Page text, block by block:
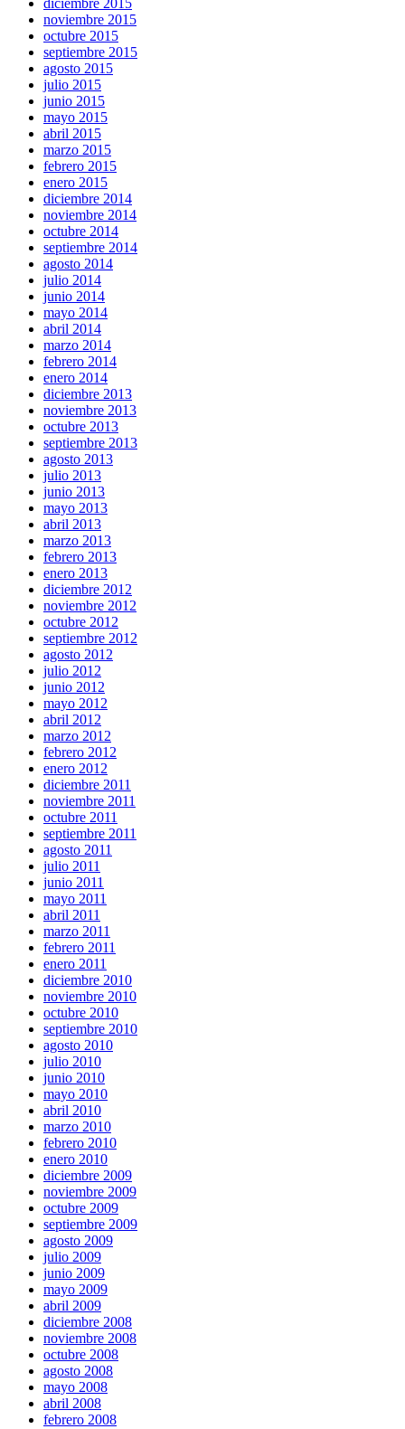
diciembre 2015
noviembre 2015
octubre 2015
septiembre 2015
agosto 2015
julio 2015
junio 2015
mayo 2015
abril 2015
marzo 2015
febrero 2015
enero 2015
diciembre 2014
noviembre 2014
octubre 2014
septiembre 2014
agosto 2014
julio 2014
junio 2014
mayo 2014
abril 2014
marzo 2014
febrero 2014
enero 2014
diciembre 2013
noviembre 2013
octubre 2013
septiembre 2013
agosto 2013
julio 2013
junio 2013
mayo 2013
abril 2013
marzo 2013
febrero 2013
enero 2013
diciembre 2012
noviembre 2012
octubre 2012
septiembre 2012
agosto 2012
julio 2012
junio 2012
mayo 2012
abril 2012
marzo 2012
febrero 2012
enero 2012
diciembre 2011
noviembre 2011
octubre 2011
septiembre 2011
agosto 2011
julio 2011
junio 2011
mayo 2011
abril 2011
marzo 2011
febrero 2011
enero 2011
diciembre 2010
noviembre 2010
octubre 2010
septiembre 2010
agosto 2010
julio 2010
junio 2010
mayo 2010
abril 2010
marzo 2010
febrero 2010
enero 2010
diciembre 2009
noviembre 2009
octubre 2009
septiembre 2009
agosto 2009
julio 2009
junio 2009
mayo 2009
abril 2009
diciembre 2008
noviembre 2008
octubre 2008
agosto 2008
mayo 2008
abril 2008
febrero 2008